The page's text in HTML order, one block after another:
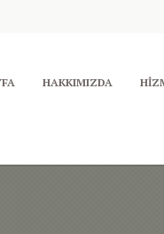
HAKKIMIZDA